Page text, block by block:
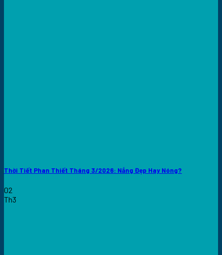
Thời Tiết Phan Thiết Tháng 3/2026: Nắng Đẹp Hay Nóng?
02
Th3